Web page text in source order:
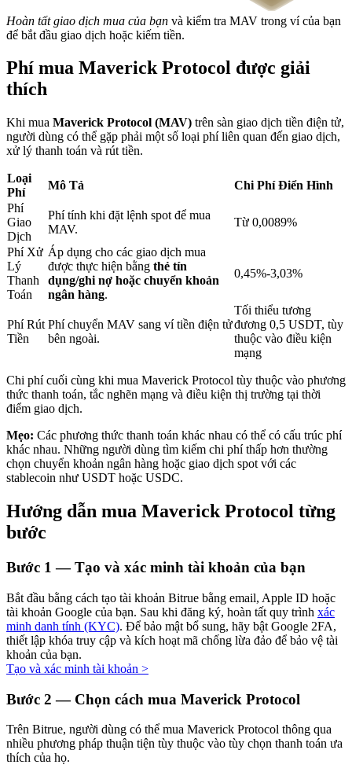
Đầu tư độc quyền cho người nắm giữ BTR
Khoản vay
Dịch vụ vay được hỗ trợ bằng tiền điện tử
Tận hưởng việc quản lý tài chính hiện tại và thu nhập lâu dài
Staking 101
Tìm hiểu về kiếm thu nhập thụ động
Bitrue
AI
Hoàn tất giao dịch mua của bạn và kiểm tra MAV trong ví của bạn
để bắt đầu giao dịch hoặc kiếm tiền.
Phí mua Maverick Protocol được giải
thích
Khi mua Maverick Protocol (MAV) trên sàn giao dịch tiền điện tử,
người dùng có thể gặp phải một số loại phí liên quan đến giao dịch,
xử lý thanh toán và rút tiền.
Loại
Phí
Mô Tả
Chi Phí Điển Hình
Phí
Giao
Dịch
Phí tính khi đặt lệnh spot để mua
MAV.
Từ 0,0089%
Phí Xử
Lý
Thanh
Toán
Áp dụng cho các giao dịch mua
được thực hiện bằng thẻ tín
dụng/ghi nợ hoặc chuyển khoản
ngân hàng.
0,45%-3,03%
Phí Rút
Tiền
Phí chuyển MAV sang ví tiền điện tử
bên ngoài.
Tối thiểu tương
đương 0,5 USDT, tùy
thuộc vào điều kiện
mạng
Chi phí cuối cùng khi mua Maverick Protocol tùy thuộc vào phương
thức thanh toán, tắc nghẽn mạng và điều kiện thị trường tại thời
điểm giao dịch.
Mẹo: Các phương thức thanh toán khác nhau có thể có cấu trúc phí
khác nhau. Những người dùng tìm kiếm chi phí thấp hơn thường
chọn chuyển khoản ngân hàng hoặc giao dịch spot với các
stablecoin như USDT hoặc USDC.
Hướng dẫn mua Maverick Protocol từng
bước
Bước 1 —Tạo và xác minh tài khoản của bạn
Bắt đầu bằng cách tạo tài khoản Bitrue bằng email, Apple ID hoặc
tài khoản Google của bạn. Sau khi đăng ký, hoàn tất quy trình xác
minh danh tính (KYC). Để bảo mật bổ sung, hãy bật Google 2FA,
thiết lập khóa truy cập và kích hoạt mã chống lừa đảo để bảo vệ tài
khoản của bạn.
Tạo và xác minh tài khoản >
Bước 2 — Chọn cách mua Maverick Protocol
Trên Bitrue, người dùng có thể mua Maverick Protocol thông qua
nhiều phương pháp thuận tiện tùy thuộc vào tùy chọn thanh toán ưa
thích của họ.